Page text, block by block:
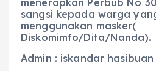
menerapkan Perbub No
sangsi kepada warga
menggunakan masker(
Diskomimfo/Dita/Nanda).
Admin : iskandar hasibuan